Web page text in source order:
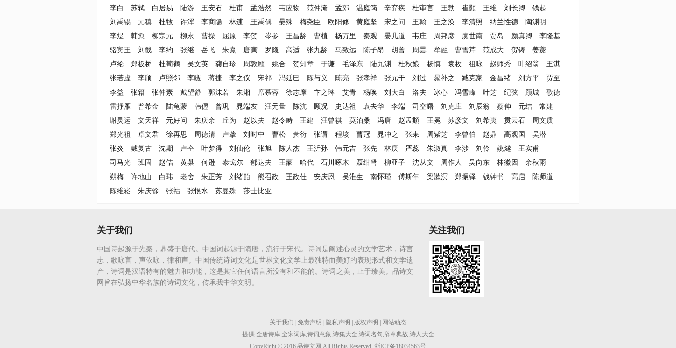
李白 苏轼 白居易 陆游 王安石 杜甫 孟浩然 韦应物 范仲淹 孟郊 温庭筠 辛弃疾 杜审言 王勃 崔颢 王维 刘长卿
钱起
刘禹锡
元稹 杜牧 许浑 李商隐 林逋 王禹偁 晏殊 梅尧臣 欧阳修 黄庭坚 宋之问 王翰 王之涣 李清照 纳兰性德
陶渊明
李煜
韩愈 柳宗元 柳永 曹操 屈原 李贺 岑参 王昌龄 曹植 杨万里 秦观 晏几道 韦庄 周邦彦 虞世南 贾岛 颜真卿
李隆基
骆宾王
刘戬 李约 张继 岳飞 朱熹 唐寅 罗隐 高适 张九龄 马致远 陈子昂 胡曾 周昙 牟融 曹雪芹 范成大 贺铸
姜夔
卢纶
郑板桥 杜荀鹤 吴文英 龚自珍 周敦颐 姚合 贺知章 于谦 毛泽东 陆九渊 杜秋娘 杨慎 袁枚 祖咏 赵师秀 叶绍翁
王淇
张若虚
李颀 卢照邻 李瞡 蒋捷 李之仪 宋祁 冯延巳 陈与义 陈亮 张孝祥 张元干 刘过 晁补之 臧克家 金昌绪 刘方平
贾至
李益
张籍 张仲素 戴望舒 郭沫若 朱湘 席慕蓉 徐志摩 卞之琳 艾青 杨唤 刘大白 洛夫 冰心 冯雪峰 叶芝 纪弦 顾城
歌德
雷抒雁
普希金 陆龟蒙 韩偓 曾巩 晁端友 汪元量 陈沆 顾况 史达祖 袁去华 李端 司空曙 刘克庄 刘辰翁 蔡伸 元结
常建
谢灵运
文天祥 元好问 朱庆余 丘为 赵以夫 赵令畤 王建 汪曾祺 莫泊桑 冯唐 赵孟頫 王冕 苏彦文 刘希夷 贯云石
周文质
郑光祖
卓文君 徐再思 周德清 卢挚 刘时中 曹松 萧衍 张谓 程垓 曹冠 晁冲之 张耒 周紫芝 李曾伯 赵鼎 高观国
吴潜
张炎
戴复古 沈期 卢仝 叶梦得 刘仙伦 张旭 陈人杰 王沂孙 韩元吉 张先 林庚 严蕊 朱淑真 李涉 刘伶 姚燧
王实甫
司马光
班固 赵佶 黄巢 何逊 泰戈尔 郁达夫 王蒙 哈代 石川啄木 聂绀弩 柳亚子 沈从文 周作人 吴向东 林徽因
余秋雨
朔梅
许地山 白玮 老舍 朱正芳 刘绪贻 熊召政 王政佳 安庆恩 吴淮生 南怀瑾 傅斯年 梁漱溟 郑振铎 钱钟书 高启
陈师道
陈维崧
朱庆馀 张祜 张恨水 苏曼殊 莎士比亚
关于我们
中国诗起源于先秦，鼎盛于唐代。中国词起源于隋唐，流行于宋代。诗词是阐述心灵的文学艺术，诗言
志，歌咏言，声依咏，律和声。中国传统诗词文化是世界文化文学上最独特而美好的表现形式和文学遗
产，诗词是汉语特有的魅力和功能，这是其它任何语言所没有和不能的。诗词之美，止于臻美。品诗文
网旨在弘扬中华名族的诗词文化，传承我中华文明。
关注我们
关于我们 免责声明 隐私声明 版权声明
网站动态
提供 全唐诗库,全宋词库,诗词意象,诗集大全,诗词名句,辞章典故,诗人大全
CopyRight © 2016 品诗文网 All Rights Reserved. 浙ICP备18034563号